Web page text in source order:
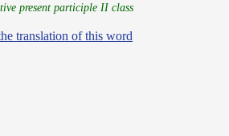
present participle II class
translation of this word